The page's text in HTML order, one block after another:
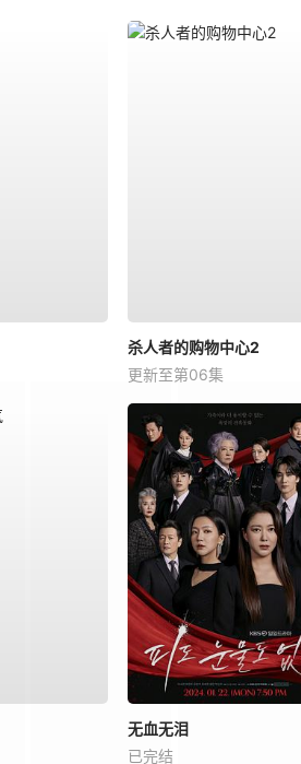
杀人者的购物中心2
更新至第06集
无血无泪
已完结